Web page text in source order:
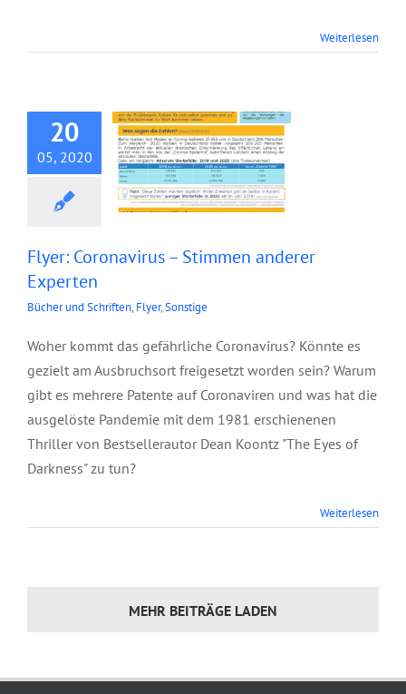
Weiterlesen
20
05, 2020
Flyer: Coronavirus – Stimmen anderer
Experten
Bücher und Schriften, Flyer,Sonstige
Woher kommt das gefährliche Coronavirus? Könnte es
gezielt am Ausbruchsort freigesetzt worden sein? Warum
gibt es mehrere Patente auf Coronaviren und was hat die
ausgelöste Pandemie mit dem 1981 erschienenen
Thriller von Bestsellerautor Dean Koontz "The Eyes of
Darkness" zu tun?
Weiterlesen
MEHR BEITRÄGE LADEN